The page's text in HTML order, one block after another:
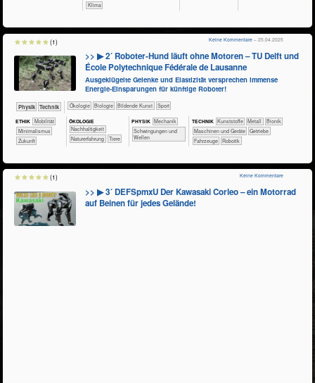
Klima
>> ▶ 2´ Roboter-Hund läuft ohne Motoren – TU Delft und
École Polytechnique Fédérale de Lausanne
Ausgeklügelte Gelenke und Elastizität versprechen immense
Energie-Einsparungen für künftige Roboter!
​​​​​​Physik ​Technik ​​​​​​​​Ökologie ​​​​​​​Biologie Bildende Kunst Sport
ETHIK ​​​Mobilität
​​Minimalismus
​Zukunft
ÖKO​LOGIE
​​​​​​​​​​​​​​​Nachhaltigkeit
​​​​​​​​​​​​​Naturerfahrung
​​​​​​​​Tiere
PHY​SIK ​​​Mechanik
​Schwingungen und
Wellen
TECH​NIK ​​​​​​​​Kunststoffe ​​​​​​​​Metall
​​​​​​Bionik
​​​​Maschinen und Geräte
​​Getriebe
​Fahrzeuge
Robotik
Keine Kommentare – 25.04.2025
(1)
>> ▶ 3´ DEFSpmxU Der Kawasaki Corleo – ein Motorrad
auf Beinen für jedes Gelände!
Keine Kommentare
(1)